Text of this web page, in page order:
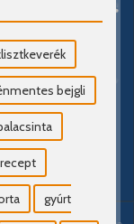
bejgli
gyúrt